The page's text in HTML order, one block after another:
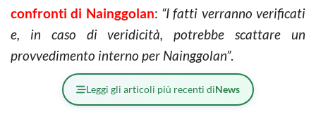
confronti di Nainggolan: “I fatti verranno verificati
e, in caso di veridicità, potrebbe scattare un
provvedimento interno per Nainggolan”.
Leggi gli articoli più recenti diNews